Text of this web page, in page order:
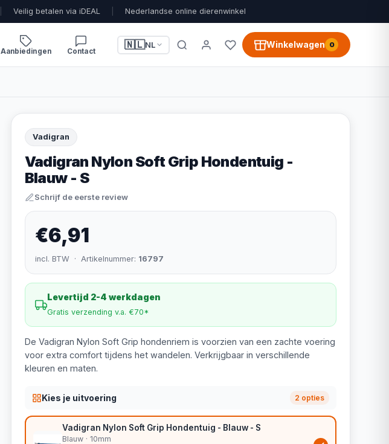
Veilig betalen via iDEAL Nederlandse online dierenwinkel
Aanbiedingen Contact
🇳🇱NL Winkelwagen 0
Vadigran
Vadigran Nylon Soft Grip Hondentuig -
Blauw - S
Schrijf de eerste review
€6,91
incl. BTW · Artikelnummer: 16797
Levertijd 2-4 werkdagen
Gratis verzending v.a. €70*
De Vadigran Nylon Soft Grip hondenriem is voorzien van een zachte voering
voor extra comfort tijdens het wandelen. Verkrijgbaar in verschillende
kleuren en maten.
Kies je uitvoering 2 opties
Vadigran Nylon Soft Grip Hondentuig - Blauw - S
Blauw · 10mm